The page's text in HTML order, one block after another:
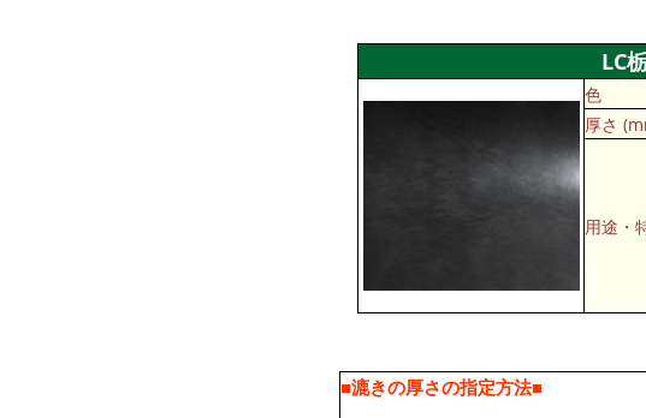
LC
色
厚さ
用途・
■漉きの厚さの指定方法■